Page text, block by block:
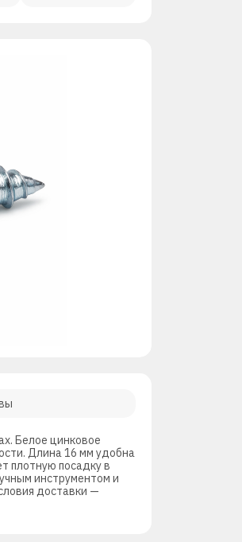
Белое цинковое
Длина 16 мм удобна
плотную посадку в
инструментом и
доставки —